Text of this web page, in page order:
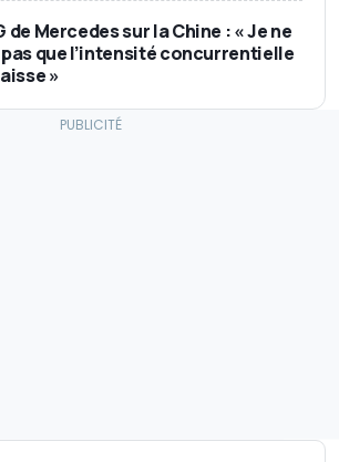
de Mercedes sur la Chine : « Je ne
que l’intensité concurrentielle
»